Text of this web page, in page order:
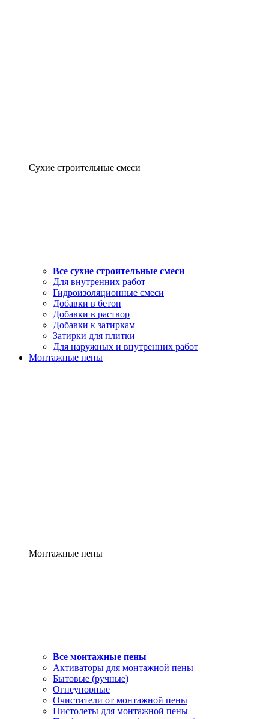
Сухие строительные смеси
Все сухие строительные смеси
Для внутренних работ
Гидроизоляционные смеси
Добавки в бетон
Добавки в раствор
Добавки к затиркам
Затирки для плитки
Для наружных и внутренних работ
Монтажные пены
Монтажные пены
Все монтажные пены
Активаторы для монтажной пены
Бытовые (ручные)
Огнеупорные
Очистители от монтажной пены
Пистолеты для монтажной пены